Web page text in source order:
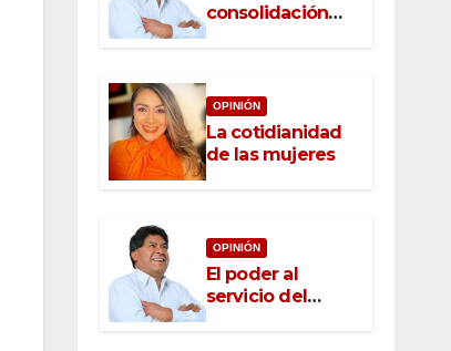
consolidación
con raíz, rumbo
OPINIÓN
La cotidianidad
de las mujeres
OPINIÓN
El poder al
servicio del
pueblo: la nueva